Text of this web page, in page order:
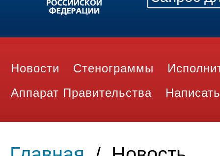
Новости Стенограммы
Аппарат Правительства